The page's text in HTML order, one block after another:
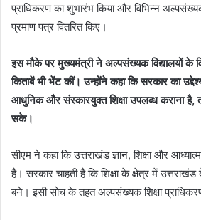
प्राधिकरण का शुभारंभ किया और विभिन्न
प्रमाण पत्र वितरित किए।
इस मौके पर मुख्यमंत्री ने अल्पसंख्यक विद्यालयों के
किताबें भी भेंट कीं। उन्होंने कहा कि सरकार का
आधुनिक और संस्कारयुक्त शिक्षा उपलब्ध कराना है,
सके।
सीएम ने कहा कि उत्तराखंड ज्ञान, शिक्षा और
है। सरकार चाहती है कि शिक्षा के क्षेत्र में
बने। इसी सोच के तहत अल्पसंख्यक शिक्षा